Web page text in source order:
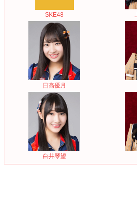
SKE48
日高優月
白井琴望